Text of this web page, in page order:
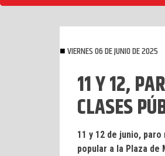
VIERNES 06 DE JUNIO DE 2025
11 Y 12,
CLASES
11 y 12 de junio,
popular a la Plaza